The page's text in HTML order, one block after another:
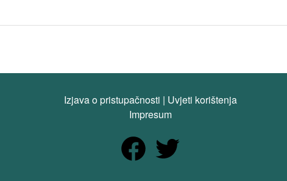
Izjava o pristupačnosti | Uvjeti korištenja
Impresum